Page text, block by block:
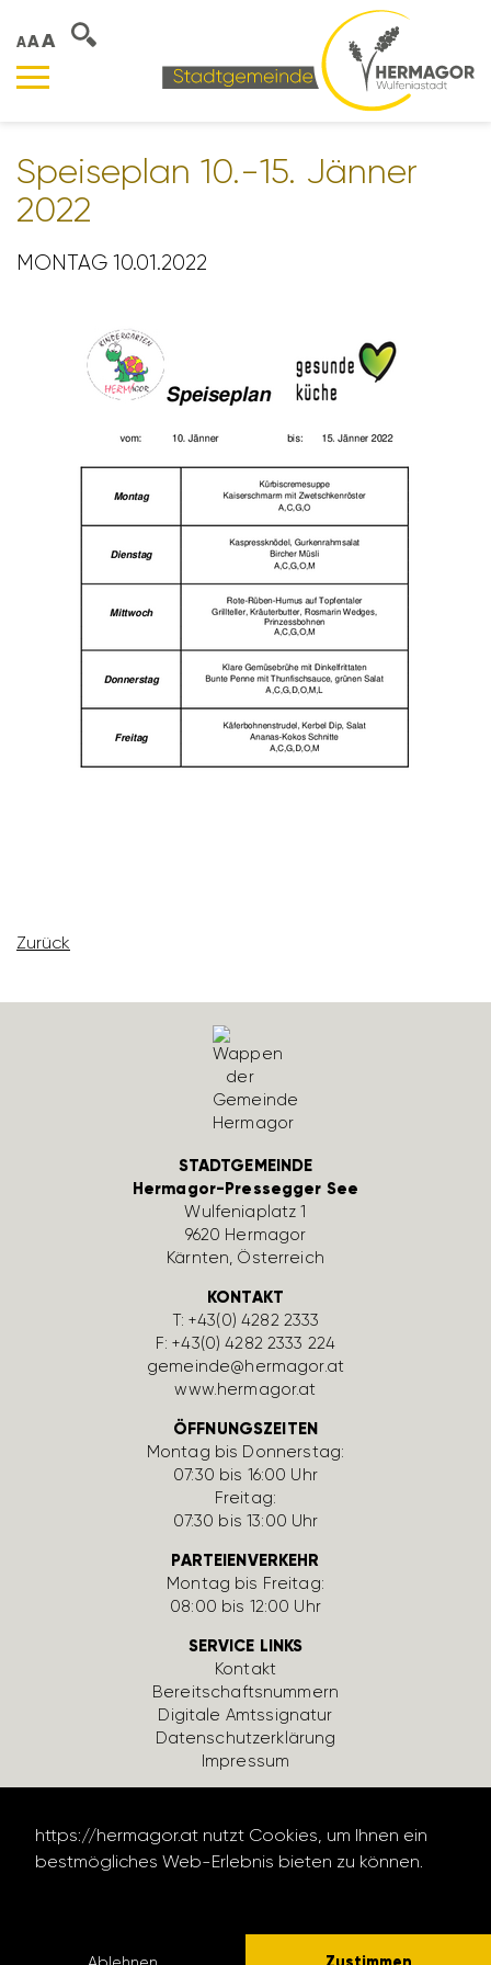
https://hermagor.at nutzt Cookies, um Ihnen ein
bestmögliches Web-Erlebnis bieten zu können.
AAA
Spei­se­plan 10.-15. Jänner
2022
MONTAG 10.01.2022
Zurück
STADTGEMEINDE
Hermagor-Pressegger See
Wulfe­nia­platz 1
9620 Hermagor
Kärnten, Öster­reich
KONTAKT
T:+43(0) 4282 2333
F: +43(0) 4282 2333 224
gemeinde@hermagor.at
www.hermagor.at
ÖFFNUNGSZEITEN
Montag bis Donnerstag:
07:30 bis 16:00 Uhr
Freitag:
07:30 bis 13:00 Uhr
PARTEIENVERKEHR
Montag bis Freitag:
08:00 bis 12:00 Uhr
SERVICE LINKS
Kontakt
Bereit­schafts­num­mern
Digi­tale Amts­si­gnatur
Daten­schutz­er­klä­rung
Impressum